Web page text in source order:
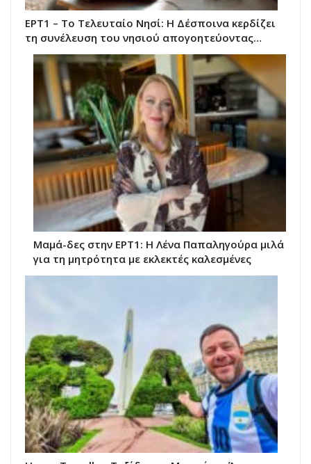
ΕΡΤ1 – Το Τελευταίο Νησί: Η Δέσποινα κερδίζει
τη συνέλευση του νησιού απογοητεύοντας…
Μαμά-δες στην ΕΡΤ1: Η Λένα Παπαληγούρα μιλά
για τη μητρότητα με εκλεκτές καλεσμένες